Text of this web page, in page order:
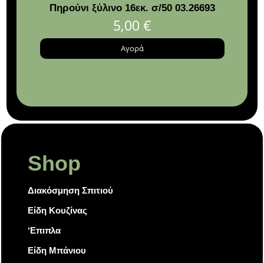
Πηρούνι ξύλινο 16εκ. σ/50 03.26693
5,00 €
Αγορά
Shop
Διακόσμηση Σπιτιού
Είδη Κουζίνας
‘Επιπλα
Είδη Μπάνιου